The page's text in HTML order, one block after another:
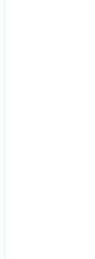
Длина
•
•
•
•